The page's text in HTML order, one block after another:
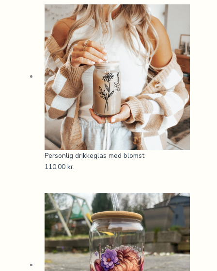
Personlig drikkeglas med blomst
110,00 kr.